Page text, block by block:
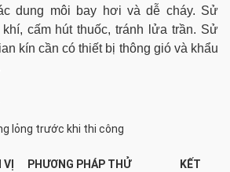
dung môi bay hơi và dễ cháy. Sử
cấm hút thuốc, tránh lửa trần. Sử
kín cần có thiết bị thông gió và khẩu
lỏng trước khi thi công
PHƯƠNG PHÁP THỬ
KẾT